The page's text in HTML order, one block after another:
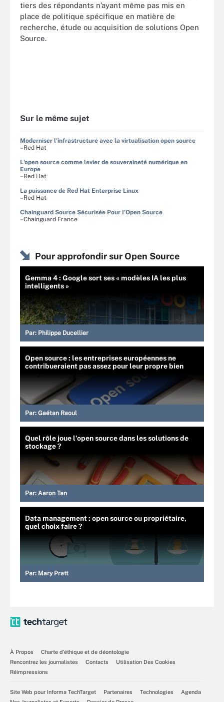
tiers des répondants n’ayant même pas mis en
place de politique spécifique en matière de
recherche, étude ou acquisition de solutions Open
Source.
Sur le même sujet
Moderniser l'infrastructure avec la virtualisation open source
–Red Hat
L'open source comme levier de souveraineté numérique en
Europe
–Red Hat
La puissance de Red Hat Enterprise Linux
–Red Hat
Chainguard Source Sécurisée Pour I’Open Source
–Chainguard France
Pour approfondir sur Open Source
Gemma 4 : Google sort ses « modèles IA les plus
intelligents »
Par: Philippe Ducellier
Open source : les entreprises européennes ne
contribueraient pas assez pour leur propre bien
Par: Gaétan Raoul
Quel rôle joue l’open source dans les solutions de
stockage ?
Par: Aaron Tan
Data management : open source ou propriétaire,
quel choix faire ?
Par: Mary Pratt
À Propos
Charte d’éthique et de déontologie
Rencontrez les journalistes
Contacts
Utilisation Des Cookies
Réimpressions
Site Web pour Informa TechTarget Partenaires Technologies
Agenda